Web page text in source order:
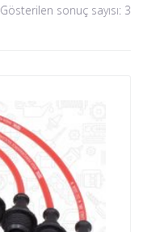
Gösterilen sonuç sayısı: 3